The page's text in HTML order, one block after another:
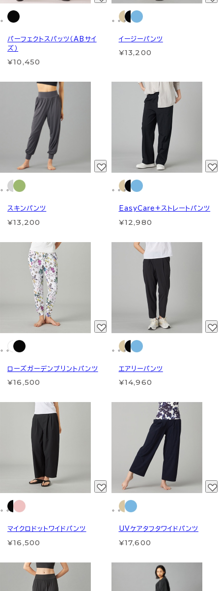
パーフェクトスパッツ（ABサイ
ズ）
¥10,450
イージーパンツ
¥13,200
スキンパンツ
¥13,200
EasyCare+ストレートパンツ
¥12,980
ローズガーデンプリントパンツ
¥16,500
エアリーパンツ
¥14,960
マイクロドットワイドパンツ
¥16,500
UVケアタフタワイドパンツ
¥17,600